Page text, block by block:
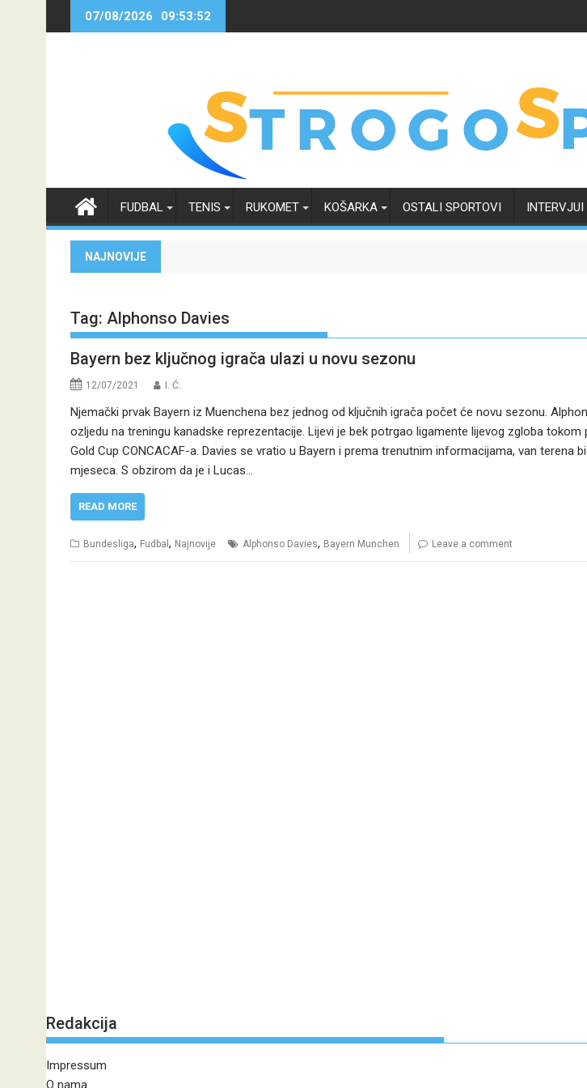
07/08/2026 09:53:53
FUDBAL TENIS RUKOMET KOŠARKA OSTALI SPORTOVI INTERVJUI
NAJNOVIJE
Tag: Alphonso Davies
Bayern bez ključnog igrača ulazi u novu sezonu
12/07/2021 I. Ć.
Njemački prvak Bayern iz Muenchena bez jednog od ključnih igrača počet će novu sezonu.
ozljedu na treningu kanadske reprezentacije. Lijevi je bek potrgao ligamente lijevog zgloba tokom
Gold Cup CONCACAF-a. Davies se vratio u Bayern i prema trenutnim informacijama, van terena
mjeseca. S obzirom da je i Lucas…
READ MORE
Bundesliga, Fudbal , Najnovije Alphonso Davies, Bayern Munchen Leave a comment
Redakcija
Impressum
O nama